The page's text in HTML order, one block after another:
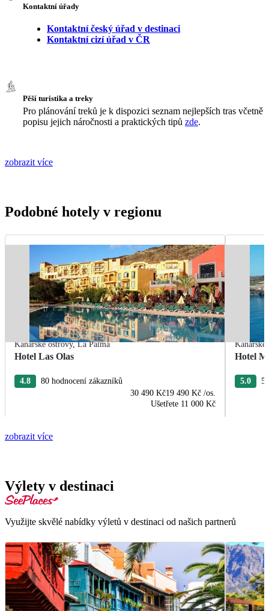
Kontaktní úřady
Kontaktní český úřad v destinaci
Kontaktní cizí úřad v ČR
Pěší turistika a treky
Pro plánování treků je k dispozici seznam nejlepších tras včetně
popisu jejich náročnosti a praktických tipů zde.
zobrazit více
Podobné hotely v regionu
Kanárské ostrovy,La Palma
Hotel Las Olas
4.8
80 hodnocení zákazníků
30 490 Kč19 490 Kč /os.
Ušetřete 11 000 Kč
Kanárské
Hotel
5.0
zobrazit více
Výlety v destinaci
Využijte skvělé nabídky výletů v destinaci od našich partnerů